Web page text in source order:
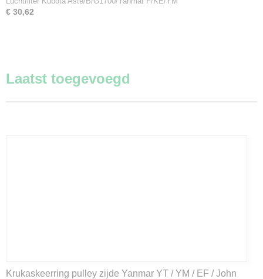
€ 30,62
Laatst toegevoegd
Krukaskeerring pulley zijde Yanmar YT / YM / EF / John